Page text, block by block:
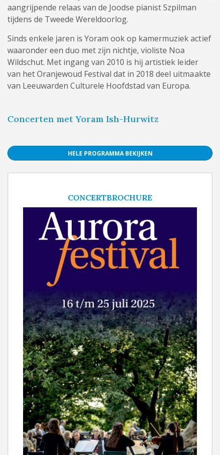
aangrijpende relaas van de Joodse pianist Szpilman
tijdens de Tweede Wereldoorlog.
Sinds enkele jaren is Yoram ook op kamermuziek actief
waaronder een duo met zijn nichtje, violiste Noa
Wildschut. Met ingang van 2010 is hij artistiek leider
van het Oranjewoud Festival dat in 2018 deel uitmaakte
van Leeuwarden Culturele Hoofdstad van Europa.
Concerten met Yoram Ish-Hurwitz
HELE PROGRAMMA BEKIJKEN
CONCERTBROCHURE